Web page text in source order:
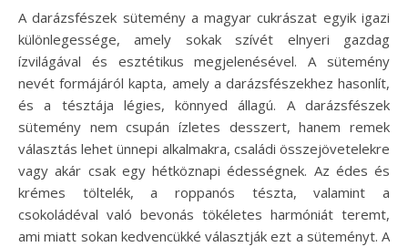
A darázsfészek sütemény a magyar cukrászat egyik igazi
különlegessége, amely sokak szívét elnyeri gazdag
ízvilágával és esztétikus megjelenésével. A sütemény
nevét formájáról kapta, amely a darázsfészekhez hasonlít,
és a tésztája légies, könnyed állagú. A darázsfészek
sütemény nem csupán ízletes desszert, hanem remek
választás lehet ünnepi alkalmakra, családi összejövetelekre
vagy akár csak egy hétköznapi édességnek. Az édes és
krémes töltelék, a roppanós tészta, valamint a
csokoládéval való bevonás tökéletes harmóniát teremt,
ami miatt sokan kedvencükké választják ezt a süteményt. A